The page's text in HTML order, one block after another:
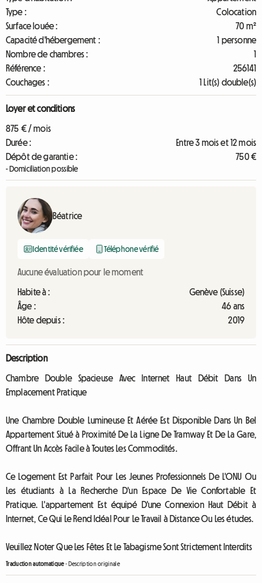
Type :
Colocation
Surface louée :
70 m²
Capacité d'hébergement :
1 personne
Nombre de chambres :
1
Référence :
256141
Couchages :
1 Lit(s) double(s)
Loyer et conditions
875 € / mois
Durée :
Entre 3 mois et 12 mois
Dépôt de garantie :
750 €
- Domiciliation possible
Béatrice
Identité vérifiée Téléphone vérifié
Aucune évaluation pour le moment
Habite à :
Genève (Suisse)
Âge :
46 ans
Hôte depuis :
2019
Description
Chambre Double Spacieuse Avec Internet Haut Débit Dans Un
Emplacement Pratique
Une Chambre Double Lumineuse Et Aérée Est Disponible Dans Un Bel
Appartement Situé à Proximité De La Ligne De Tramway Et De La Gare,
Offrant Un Accès Facile à Toutes Les Commodités.
Ce Logement Est Parfait Pour Les Jeunes Professionnels De L'ONU Ou
Les étudiants à La Recherche D'un Espace De Vie Confortable Et
Pratique. L'appartement Est équipé D'une Connexion Haut Débit à
Internet, Ce Qui Le Rend Idéal Pour Le Travail à Distance Ou Les études.
Veuillez Noter Que Les Fêtes Et Le Tabagisme Sont Strictement Interdits
Traduction automatique- Description originale